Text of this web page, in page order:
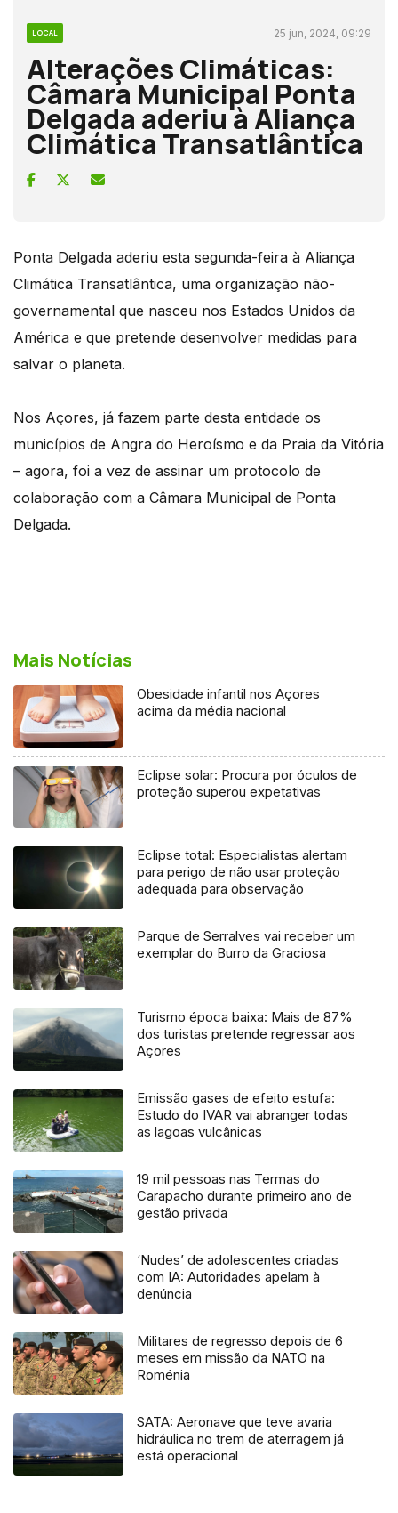
LOCAL 25 jun, 2024, 09:29
Alterações Climáticas:
Câmara Municipal Ponta
Delgada aderiu à Aliança
Climática Transatlântica
Ponta Delgada aderiu esta segunda-feira à Aliança
Climática Transatlântica, uma organização não-
governamental que nasceu nos Estados Unidos da
América e que pretende desenvolver medidas para
salvar o planeta.
Nos Açores, já fazem parte desta entidade os
municípios de Angra do Heroísmo e da Praia da Vitória
– agora, foi a vez de assinar um protocolo de
colaboração com a Câmara Municipal de Ponta
Delgada.
Mais Notícias
Obesidade infantil nos Açores
acima da média nacional
Eclipse solar: Procura por óculos de
proteção superou expetativas
Eclipse total: Especialistas alertam
para perigo de não usar proteção
adequada para observação
Parque de Serralves vai receber um
exemplar do Burro da Graciosa
Turismo época baixa: Mais de 87%
dos turistas pretende regressar aos
Açores
Emissão gases de efeito estufa:
Estudo do IVAR vai abranger todas
as lagoas vulcânicas
19 mil pessoas nas Termas do
Carapacho durante primeiro ano de
gestão privada
‘Nudes’ de adolescentes criadas
com IA: Autoridades apelam à
denúncia
Militares de regresso depois de 6
meses em missão da NATO na
Roménia
SATA: Aeronave que teve avaria
hidráulica no trem de aterragem já
está operacional